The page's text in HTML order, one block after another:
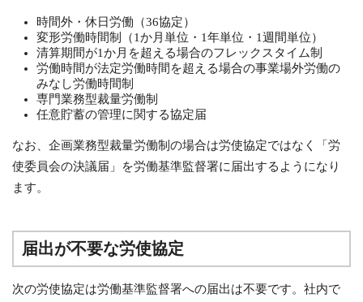
時間外・休日労働（36協定）
変形労働時間制（1か月単位・1年単位・1週間単位）
清算期間が1か月を超える場合のフレックスタイム制
労働時間が法定労働時間を超える場合の事業場外労働の
みなし労働時間制
専門業務型裁量労働制
任意貯蓄の管理に関する協定届
なお、企画業務型裁量労働制の場合は労使協定ではなく「労
使委員会の決議届」を労働基準監督署に届出するようになり
ます。
届出が不要な労使協定
次の労使協定は労働基準監督署への届出は不要です。社内で